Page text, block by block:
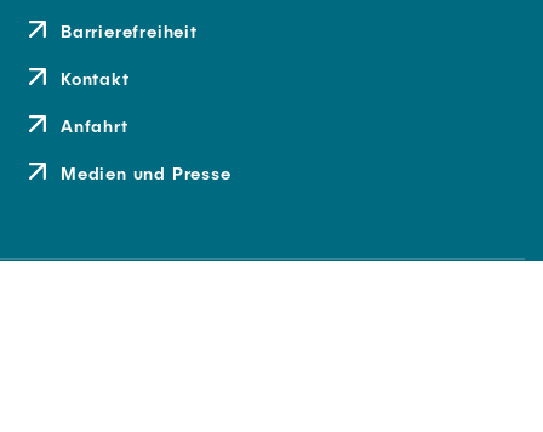
Barrierefreiheit
Kontakt
Anfahrt
Medien und Presse